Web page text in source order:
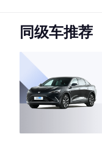
同级车推荐